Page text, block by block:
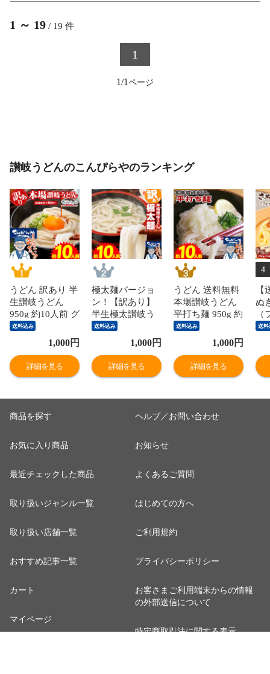
1 ～ 19 / 19 件
1
1/1
讃岐うどんのこんぴらやのランキング
うどん 訳あり 半
生讃岐うどん
950g 約10人前 グ
ルメ大賞受賞 規
格外ですが味は
本場さぬきうど
ん 訳あり 食品
1000円ポッキリ
ト消化 お試し ポ
スト投函便での
配送(着日指定不
【並麺】【★】
送料込み
1,000円
詳細を見る
極太麺バージョ
ン！【訳あり】
半生極太讃岐う
どん950g 約10人
前 規格外ですが
味は本場さぬき
うどん！ご家庭
用にいかがです
無料 訳あり 食品
ッキリ 送料無料
試し ポスト投函
指定不可)【半生
送料込み
1,000円
詳細を見る
うどん 送料無料
本場讃岐うどん
平打ち麺 950g 約
10人前 食品 平打
ち 麺 1000円ポッ
キリ ポイント消
化 お試し ポスト
投函便での配送
【★】
送料込み
1,000円
詳細を見る
4
ぬ
ネ
料
で
は
送料
商品を探す
お気に入り商品
最近チェックした商品
取り扱いジャンル一覧
取り扱い店舗一覧
おすすめ記事一覧
カート
マイページ
ヘルプ／お問い合わせ
お知らせ
よくあるご質問
はじめての方へ
ご利用規約
プライバシーポリシー
お客さまご利用端末からの情報
の外部送信について
特定商取引法に関する表示